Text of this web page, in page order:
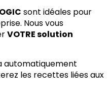
sont idéales pour
Nous vous
VOTRE solution
automatiquement
les recettes liées aux